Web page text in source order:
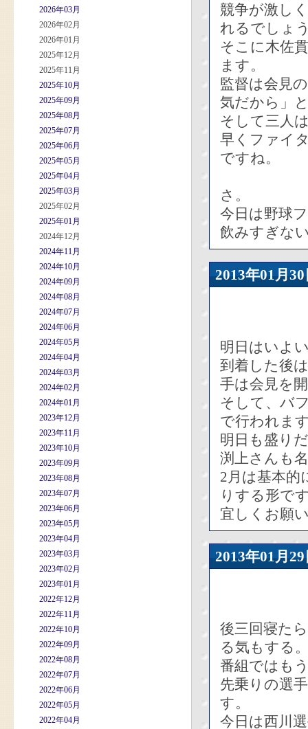
2026年03月
2026年02月
2026年01月
2025年12月
2025年11月
2025年10月
2025年09月
2025年08月
2025年07月
2025年06月
2025年05月
2025年04月
2025年03月
2025年02月
2025年01月
2024年12月
2024年11月
2024年10月
2024年09月
2024年08月
2024年07月
2024年06月
2024年05月
2024年04月
2024年03月
2024年02月
2024年01月
2023年12月
2023年11月
2023年10月
2023年09月
2023年08月
2023年07月
2023年06月
2023年05月
2023年04月
2023年03月
2023年02月
2023年01月
2022年12月
2022年11月
2022年10月
2022年09月
2022年08月
2022年07月
2022年06月
2022年05月
2022年04月
競争が激し
れるでしょ
そこに木佐
ます。
監督は会見
気だから」
そして三人
早くファイ
ですね。
さ。
今日は野球
飲みすぎな
2013年01
明日はいよ
到着した後
手は会見を
そして、バ
で行われま
明日も盛り
渕上さんも
2月は基本的
りする形で
宜しくお願
2013年01
後三回寝た
る気もする
番組ではも
先乗りの選
す。
今日は西川